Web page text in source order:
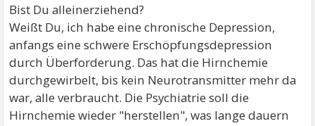
Bist Du alleinerziehend?
Weißt Du, ich habe eine chronische Depression,
anfangs eine schwere Erschöpfungsdepression
durch Überforderung. Das hat die Hirnchemie
durchgewirbelt, bis kein Neurotransmitter mehr da
war, alle verbraucht. Die Psychiatrie soll die
Hirnchemie wieder "herstellen", was lange dauern